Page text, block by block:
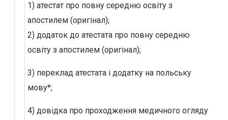
1) атестат про повну середню освіту з
апостилем (оригінал);
2) додаток до атестата про повну середню
освіту з апостилем (оригінал);
3) переклад атестата і додатку на польську
мову*;
4) довідка про проходження медичного огляду